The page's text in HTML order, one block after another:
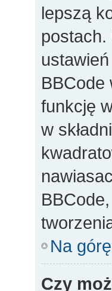
lepszą
BBCode
funkcję
w
Na górę
Czy